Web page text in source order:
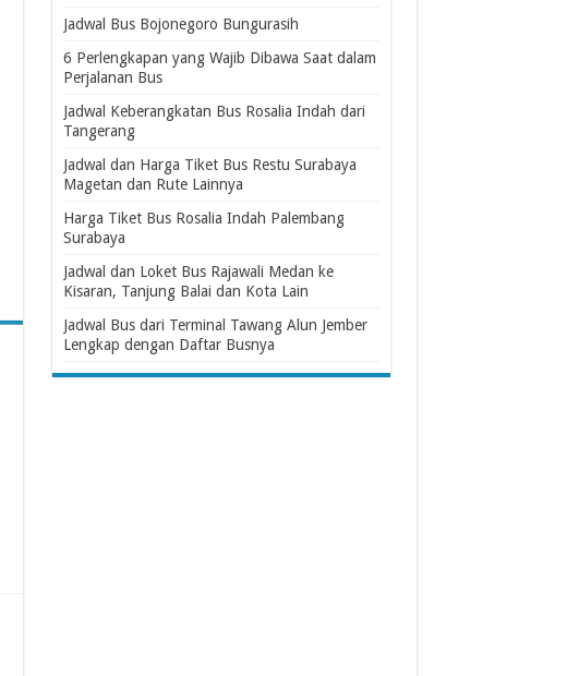
Jadwal Bus Bojonegoro Bungurasih
6 Perlengkapan yang Wajib Dibawa Saat dalam
Perjalanan Bus
Jadwal Keberangkatan Bus Rosalia Indah dari
Tangerang
Jadwal dan Harga Tiket Bus Restu Surabaya
Magetan dan Rute Lainnya
Harga Tiket Bus Rosalia Indah Palembang
Surabaya
Jadwal dan Loket Bus Rajawali Medan ke
Kisaran, Tanjung Balai dan Kota Lain
Jadwal Bus dari Terminal Tawang Alun Jember
Lengkap dengan Daftar Busnya